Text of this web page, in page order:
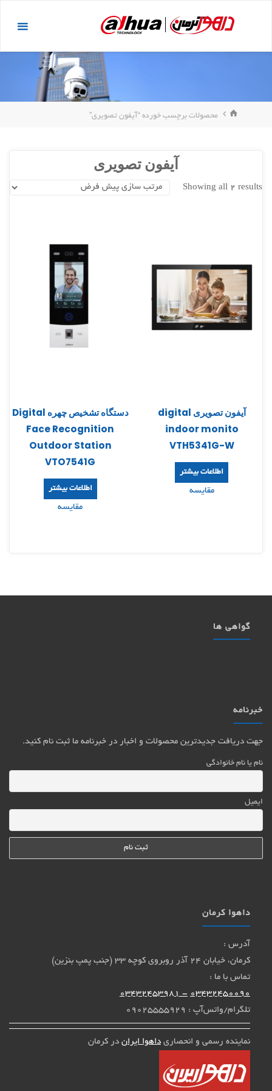
خانه محصولات برچسب خورده “آیفون تصویری”
آیفون تصویری
Showing all 2 results
آیفون تصویری digital
indoor monito
VTH5341G-W
اطلاعات بیشتر
مقایسه
دستگاه تشخیص چهره Digital
Face Recognition
Outdoor Station
VTO7541G
اطلاعات بیشتر
مقایسه
گواهی ها
خبرنامه
جهت دریافت جدیدترین محصولات و اخبار در خبرنامه ما ثبت نام کنید.
نام یا نام خانوادگی
ایمیل
داهوا کرمان
آدرس :
کرمان، خیابان 24 آذر روبروی کوچه 33 (جنب پمپ بنزین)
تماس با ما :
03432450090
- 03432453981
تلگرام/واتس‌آپ : 09025555929
نماینده رسمی و انحصاریداهوا ایران در کرمان